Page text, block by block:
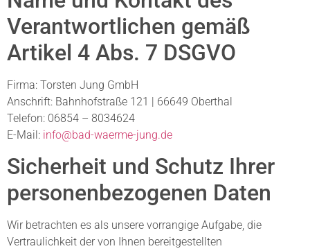
Verantwortlichen gemäß
Artikel 4 Abs. 7 DSGVO
Firma: Torsten Jung GmbH
Anschrift: Bahnhofstraße 121 | 66649 Oberthal
Telefon: 06854 – 8034624
E-Mail: info@bad-waerme-jung.de
Sicherheit und Schutz Ihrer
personenbezogenen Daten
Wir betrachten es als unsere vorrangige Aufgabe, die
Vertraulichkeit der von Ihnen bereitgestellten